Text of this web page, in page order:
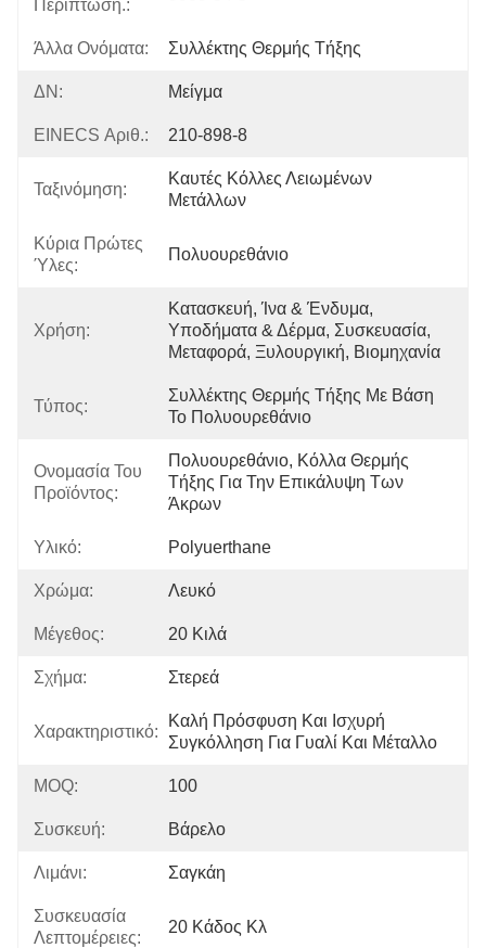
Περίπτωση.:
Άλλα Ονόματα: Συλλέκτης Θερμής Τήξης
ΔΝ: Μείγμα
EINECS Αριθ.: 210-898-8
Ταξινόμηση:
Καυτές Κόλλες Λειωμένων
Μετάλλων
Κύρια Πρώτες
Ύλες:
Πολυουρεθάνιο
Χρήση:
Κατασκευή, Ίνα & Ένδυμα,
Υποδήματα & Δέρμα, Συσκευασία,
Μεταφορά, Ξυλουργική, Βιομηχανία
Τύπος:
Συλλέκτης Θερμής Τήξης Με Βάση
Το Πολυουρεθάνιο
Ονομασία Του
Προϊόντος:
Πολυουρεθάνιο, Κόλλα Θερμής
Τήξης Για Την Επικάλυψη Των
Άκρων
Υλικό: Polyuerthane
Χρώμα: Λευκό
Μέγεθος: 20 Κιλά
Σχήμα: Στερεά
Χαρακτηριστικό:
Καλή Πρόσφυση Και Ισχυρή
Συγκόλληση Για Γυαλί Και Μέταλλο
MOQ: 100
Συσκευή: Βάρελο
Λιμάνι: Σαγκάη
Συσκευασία
Λεπτομέρειες:
20 Κάδος Κλ